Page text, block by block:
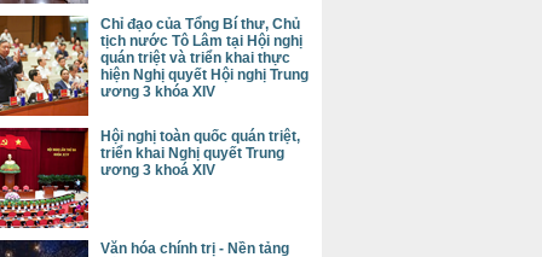
Chỉ đạo của Tổng Bí thư, Chủ
tịch nước Tô Lâm tại Hội nghị
quán triệt và triển khai thực
hiện Nghị quyết Hội nghị Trung
ương 3 khóa XIV
Hội nghị toàn quốc quán triệt,
triển khai Nghị quyết Trung
ương 3 khoá XIV
Văn hóa chính trị - Nền tảng